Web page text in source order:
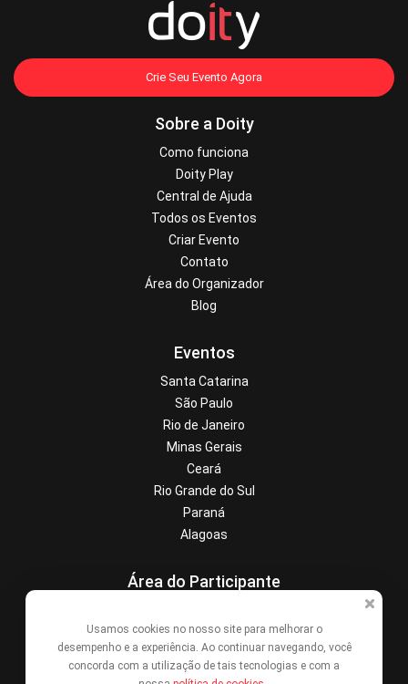
Crie Seu Evento Agora
Sobre a Doity
Como funciona
Doity Play
Central de Ajuda
Todos os Eventos
Criar Evento
Contato
Área do Organizador
Blog
Eventos
Santa Catarina
São Paulo
Rio de Janeiro
Minas Gerais
Ceará
Rio Grande do Sul
Paraná
Alagoas
Área do Participante
Denunciar este evento
Contato
Usamos cookies no nosso site para melhorar o
desempenho e a experiência. Ao continuar navegando, você
concorda com a utilização de tais tecnologias e com a